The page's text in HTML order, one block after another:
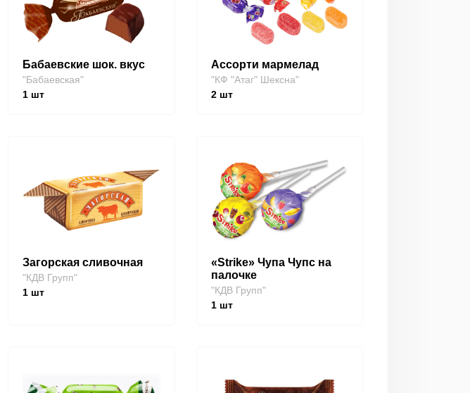
Бабаевские шок. вкус
"Бабаевская"
1 шт
Ассорти мармелад
"КФ "Атаг" Шексна"
2шт
Загорская сливочная
"КДВ Групп"
1 шт
«Strike» Чупа Чупс на
палочке
"КДВ Групп"
1шт